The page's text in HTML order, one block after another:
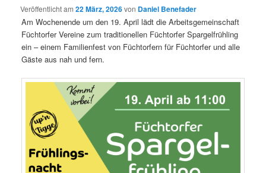
Veröffentlicht am22 März, 2026von Daniel Benefader
Am Wochenende um den 19. April lädt die Arbeitsgemeinschaft
Füchtorfer Vereine zum traditionellen Füchtorfer Spargelfrühling
ein – einem Familienfest von Füchtorfern für Füchtorfer und alle
Gäste aus nah und fern.